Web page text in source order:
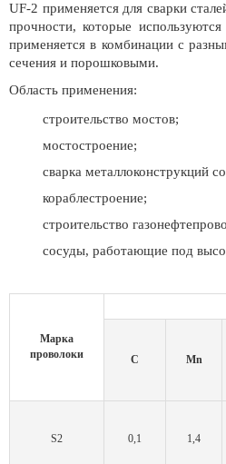
UF-2 применяется для сварки
прочности, которые
применяется в комбинации с
сечения и порошковыми.
Область применения:
строительство мостов;
мостостроение;
сварка металлоконструкций
кораблестроение;
строительство
сосуды, работающие под
Марка
проволоки
C Mn
S2 0,1 1,4